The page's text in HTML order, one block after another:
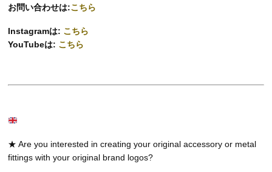
お問い合わせは:こちら
Instagramは: こちら
YouTubeは: こちら
★ Are you interested in creating your original accessory or metal
fittings with your original brand logos?